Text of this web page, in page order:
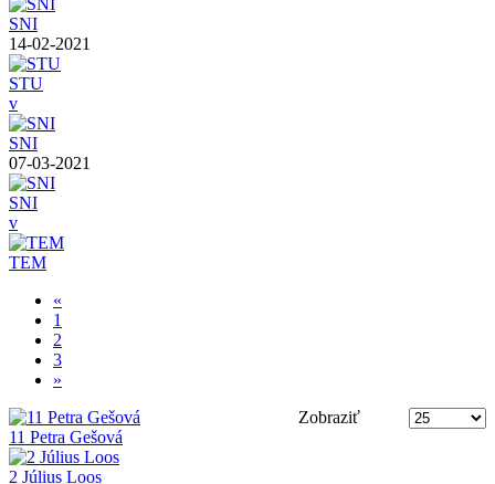
SNI
14-02-2021
STU
v
SNI
07-03-2021
SNI
v
TEM
«
1
2
3
»
Zobraziť
11 Petra Gešová
2 Július Loos